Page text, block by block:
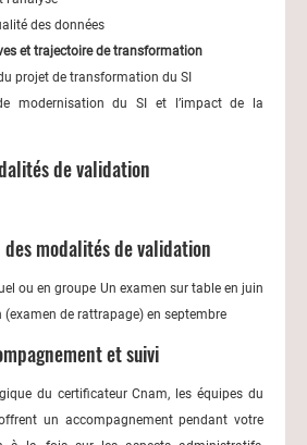
des données
et trajectoire de transformation
projet de transformation du SI
modernisation du SI et l’impact de la
de validation
modalités de validation
ou en groupe Un examen sur table en juin
(examen de rattrapage) en septembre
et suivi
du certificateur Cnam, les équipes du
un accompagnement pendant votre